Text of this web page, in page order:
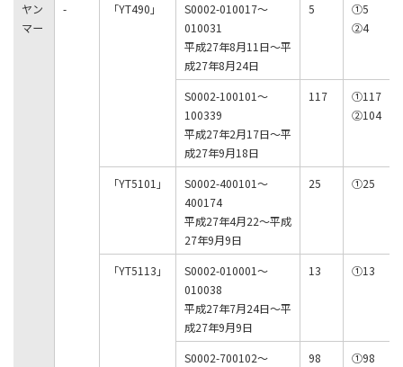
ヤン
マー
- 「YT490」
S0002-010017～
010031
平成27年8月11日～平
成27年8月24日
5
①5
②4
S0002-100101～
100339
平成27年2月17日～平
成27年9月18日
117
①117
②104
「YT5101」
S0002-400101～
400174
平成27年4月22～平成
27年9月9日
25 ①25
「YT5113」
S0002-010001～
010038
平成27年7月24日～平
成27年9月9日
13 ①13
S0002-700102～
98 ①98